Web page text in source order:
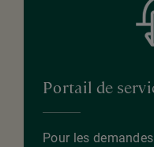
Portail de
Pour les